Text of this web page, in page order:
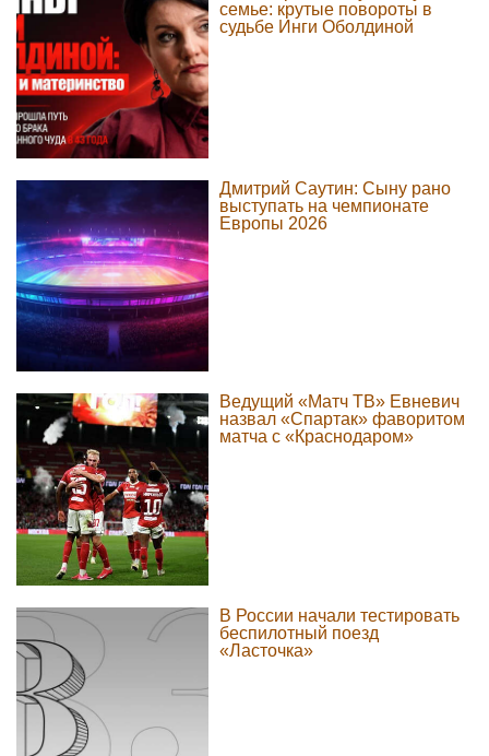
семье: крутые повороты в
судьбе Инги Оболдиной
Дмитрий Саутин: Сыну рано
выступать на чемпионате
Европы 2026
Ведущий «Матч ТВ» Евневич
назвал «Спартак» фаворитом
матча с «Краснодаром»
В России начали тестировать
беспилотный поезд
«Ласточка»